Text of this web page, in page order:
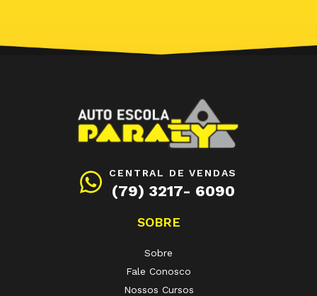
CENTRAL DE VENDAS
(79) 3217- 6090
SOBRE
Sobre
Fale Conosco
Nossos Cursos